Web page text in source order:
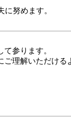
努めます。
参ります。
理解いただける